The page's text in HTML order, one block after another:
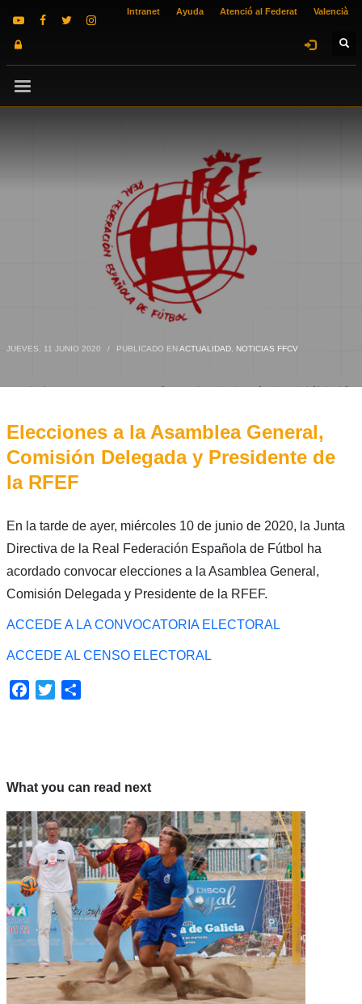
Intranet Ayuda Atenció al Federat Valencià
JUEVES, 11 JUNIO 2020 / PUBLICADO ENACTUALIDAD, NOTICIAS FFCV
Elecciones a la Asamblea General,
Comisión Delegada y Presidente de
la RFEF
En la tarde de ayer, miércoles 10 de junio de 2020, la Junta
Directiva de la Real Federación Española de Fútbol ha
acordado convocar elecciones a la Asamblea General,
Comisión Delegada y Presidente de la RFEF.
ACCEDE A LA CONVOCATORIA ELECTORAL
ACCEDE AL CENSO ELECTORAL
Facebook
Twitter
What you can read next